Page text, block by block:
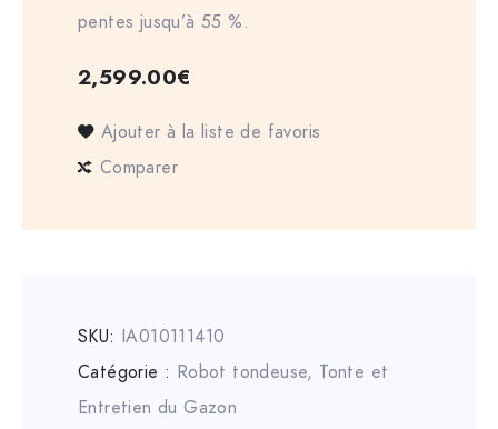
pentes jusqu’à 55 %.
2,599.00€
Ajouter à la liste de favoris
Comparer
SKU: IA010111410
Catégorie : Robot tondeuse, Tonte et
Entretien du Gazon